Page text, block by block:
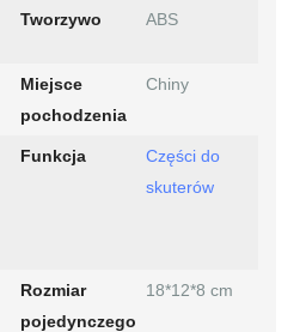
Tworzywo ABS
Miejsce
pochodzenia
Chiny
Funkcja
Części do
skuterów
Rozmiar
pojedynczego
18*12*8 cm